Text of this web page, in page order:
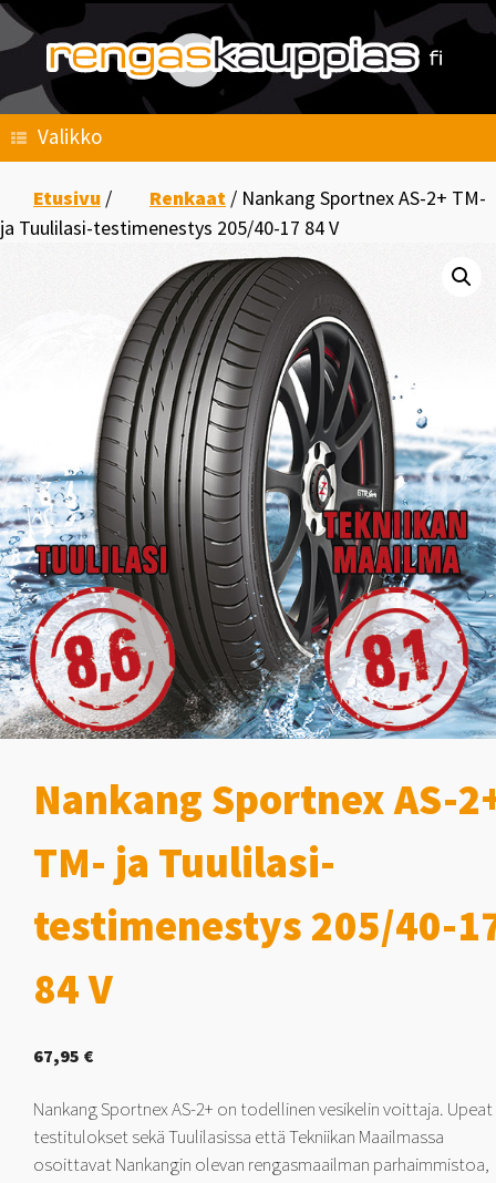
Skip
content
Valikko
Etusivu / Renkaat / Nankang Sportnex AS-2+ TM-
ja Tuulilasi-testimenestys 205/40-17 84 V
Nankang Sportnex AS-
TM- ja Tuulilasi-
testimenestys 205/40-
84 V
67,95 €
Nankang Sportnex AS-2+ on todellinen vesikelin voittaja. Upeat
testitulokset sekä Tuulilasissa että Tekniikan Maailmassa
osoittavat Nankangin olevan rengasmaailman parhaimmistoa,